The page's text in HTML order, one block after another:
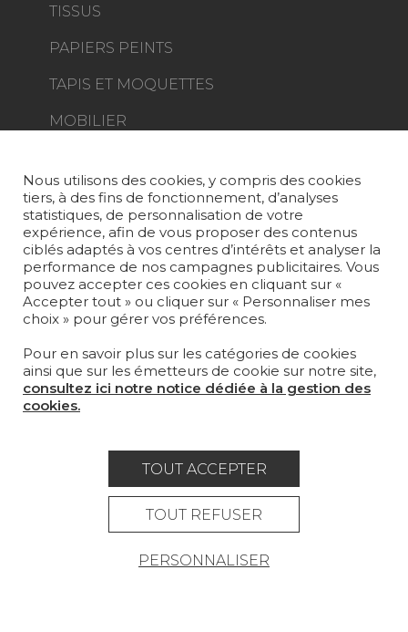
TISSUS
PAPIERS PEINTS
TAPIS ET MOQUETTES
MOBILIER
SUR-MESURE
MAGAZINE
LA MAISON
OÙ NOUS TROUVER ?
Politique générale de protection des
données
Condtions générales de vente
Espace presse
Nous utilisons des cookies, y compris des cookies
tiers, à des fins de fonctionnement, d’analyses
statistiques, de personnalisation de votre
expérience, afin de vous proposer des contenus
ciblés adaptés à vos centres d’intérêts et analyser la
performance de nos campagnes publicitaires. Vous
pouvez accepter ces cookies en cliquant sur «
Accepter tout » ou cliquer sur « Personnaliser mes
choix » pour gérer vos préférences.
Pour en savoir plus sur les catégories de cookies
ainsi que sur les émetteurs de cookie sur notre site,
consultez ici notre notice dédiée à la gestion des
cookies.
TOUT ACCEPTER
TOUT REFUSER
PERSONNALISER